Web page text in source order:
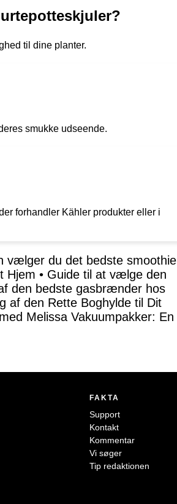
til dine planter.
smukke udseende.
forhandler Kähler produkter eller i
vælger du det bedste smoothie
Hjem • Guide til at vælge den
den bedste gasbrænder hos
af den Rette Boghylde til Dit
Melissa Vakuumpakker: En
FAKTA
Support
Kontakt
Kommentar
Vi søger
Tip redaktionen